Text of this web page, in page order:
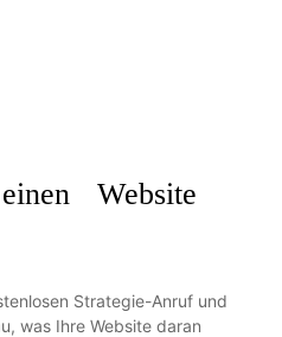
einen Website
Strategie-Anruf und
was Ihre Website daran